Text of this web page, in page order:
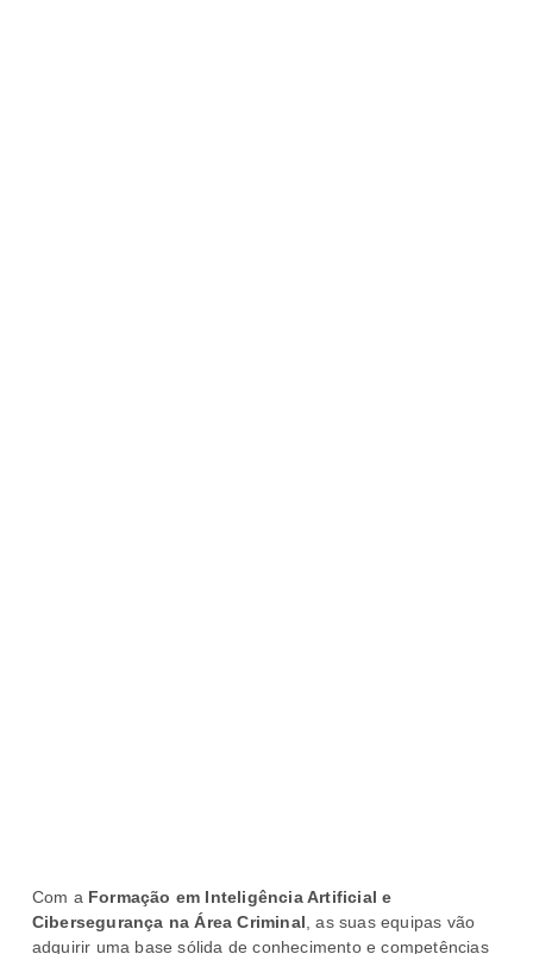
Com a Formação em Inteligência Artificial e
Cibersegurança na Área Criminal, as suas equipas vão
adquirir uma base sólida de conhecimento e competências